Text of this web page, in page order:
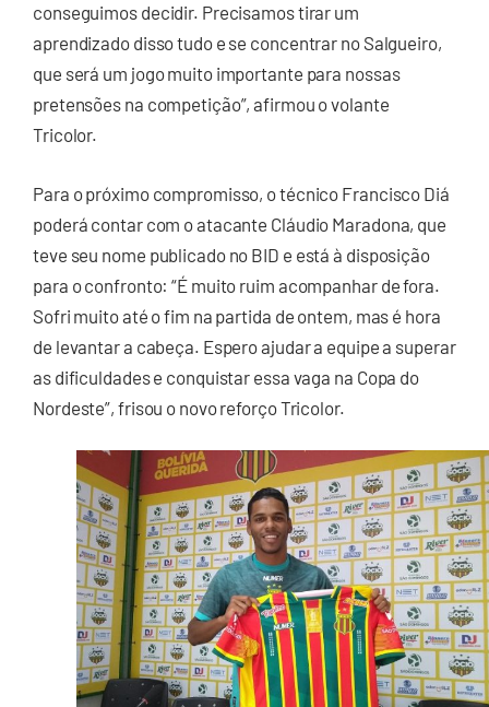
conseguimos decidir. Precisamos tirar um
aprendizado disso tudo e se concentrar no Salgueiro,
que será um jogo muito importante para nossas
pretensões na competição”, afirmou o volante
Tricolor.
Para o próximo compromisso, o técnico Francisco Diá
poderá contar com o atacante Cláudio Maradona, que
teve seu nome publicado no BID e está à disposição
para o confronto: “É muito ruim acompanhar de fora.
Sofri muito até o fim na partida de ontem, mas é hora
de levantar a cabeça. Espero ajudar a equipe a superar
as dificuldades e conquistar essa vaga na Copa do
Nordeste”, frisou o novo reforço Tricolor.